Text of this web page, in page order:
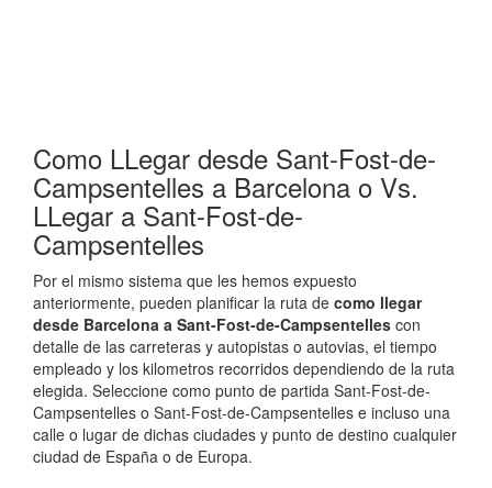
Como LLegar desde Sant-Fost-de-
Campsentelles a Barcelona o Vs.
LLegar a Sant-Fost-de-
Campsentelles
Por el mismo sistema que les hemos expuesto
anteriormente, pueden planificar la ruta de como llegar
desde Barcelona a Sant-Fost-de-Campsentelles con
detalle de las carreteras y autopistas o autovias, el tiempo
empleado y los kilometros recorridos dependiendo de la ruta
elegida. Seleccione como punto de partida Sant-Fost-de-
Campsentelles o Sant-Fost-de-Campsentelles e incluso una
calle o lugar de dichas ciudades y punto de destino cualquier
ciudad de España o de Europa.